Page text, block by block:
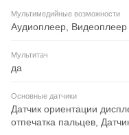
Мультимедийные возможности
Аудиоплеер, Видеоплеер
Мультитач
да
Основные датчики
Датчик ориентации
отпечатка пальцев,